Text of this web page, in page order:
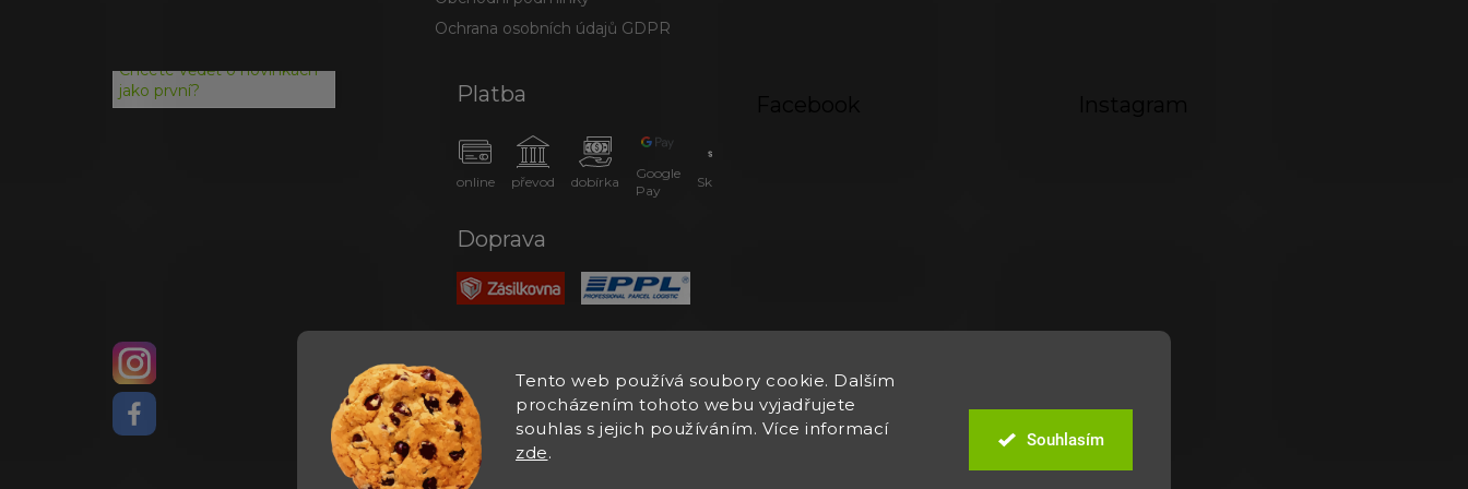
Tento web používá soubory cookie. Dalším
procházením tohoto webu vyjadřujete
souhlas s jejich používáním. Více informací
zde.
Souhlasím
Ochrana osobních údajů GDPR
Chcete vědět o novinkách
jako první?
Platba
online převod dobírka
Google
Pay
SkipPay
Doprava